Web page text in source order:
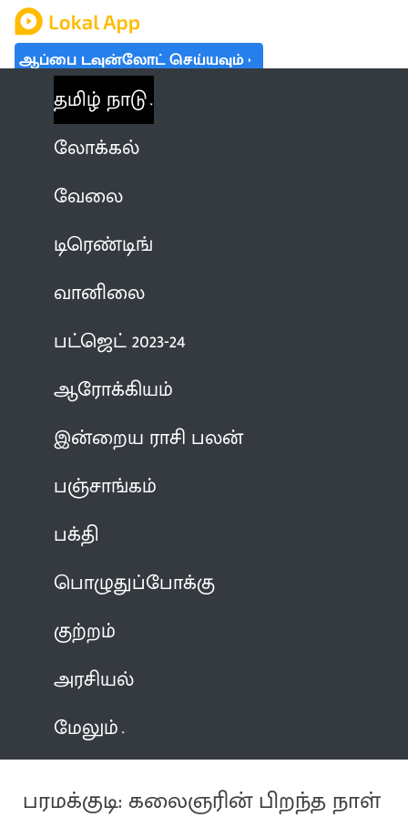
ஆப்பை டவுன்லோட் செய்யவும்
தமிழ் நாடு
லோக்கல்
வேலை
டிரெண்டிங்
வானிலை
பட்ஜெட் 2023-24
ஆரோக்கியம்
இன்றைய ராசி பலன்
பஞ்சாங்கம்
பக்தி
பொழுதுப்போக்கு
குற்றம்
அரசியல்
மேலும்
பரமக்குடி: கலைஞரின் பிறந்த நாள்